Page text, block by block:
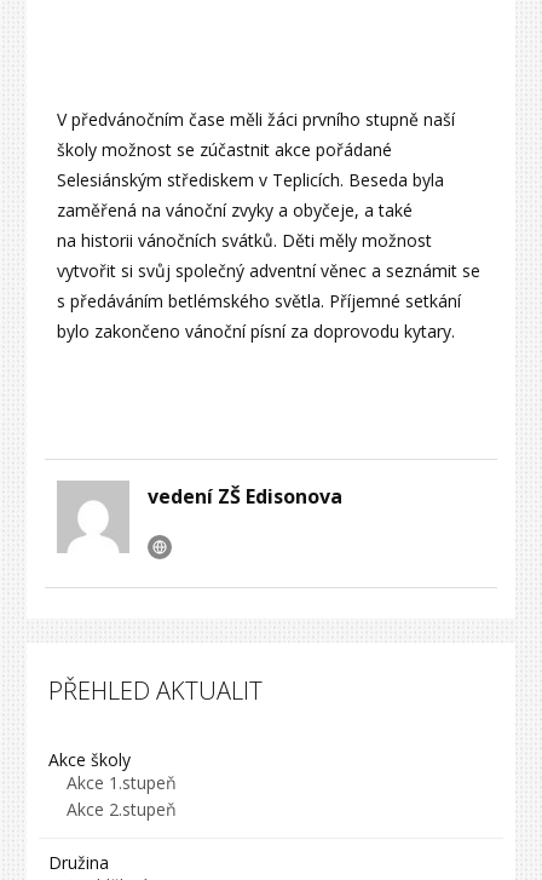
V předvánočním čase měli žáci prvního stupně naší
školy možnost se zúčastnit akce pořádané
Selesiánským střediskem v Teplicích. Beseda byla
zaměřená na vánoční zvyky a obyčeje, a také
na historii vánočních svátků. Děti měly možnost
vytvořit si svůj společný adventní věnec a seznámit se
s předáváním betlémského světla. Příjemné setkání
bylo zakončeno vánoční písní za doprovodu kytary.
vedení ZŠ Edisonova
PŘEHLED AKTUALIT
Akce školy
Akce 1.stupeň
Akce 2.stupeň
Družina